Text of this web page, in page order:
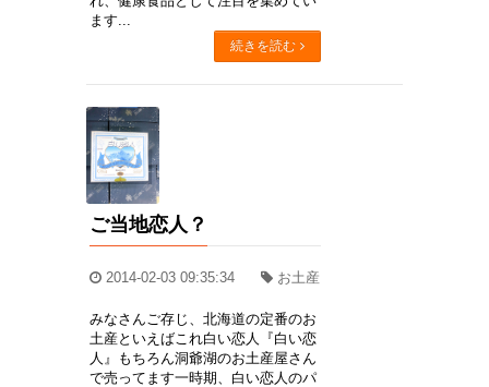
ます...
続きを読む
ご当地恋人？
2014-02-03 09:35:34 お土産
みなさんご存じ、北海道の定番のお
土産といえばこれ白い恋人『白い恋
人』もちろん洞爺湖のお土産屋さん
で売ってます一時期、白い恋人のパ